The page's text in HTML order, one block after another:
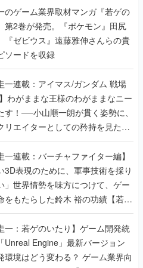
のゲーム業界取材マンガ『若ゲの
第2巻が発売。『ポケモン』田尻
『ゼビウス』遠藤雅伸さんらの貴
ソードを収録
一連載：アイマス/ガンダム 戦場
わがままな王様のわがままなニー
す！──小山順一朗が貫く姿勢に、
リエイターとしての矜持を見た
いたり最終回】
一連載：バーチャファイター編】
3D表現のために、軍事技術を採り
」世界情勢を味方につけて、ゲー
をもたらした鈴木 裕の功績【若ゲ
】
一：若ゲのいたり】ゲーム開発統
Unreal Engine」最新バージョン
環境はどう変わる？ ゲーム業界向